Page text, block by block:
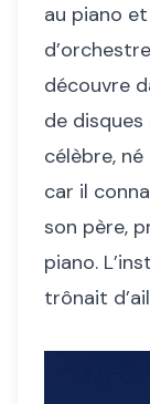
au piano
découvre
de disques
célèbre,
car il
son père,
piano.
trônait